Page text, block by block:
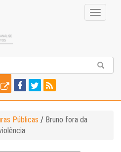
Toggle
Públicas / Bruno fora da